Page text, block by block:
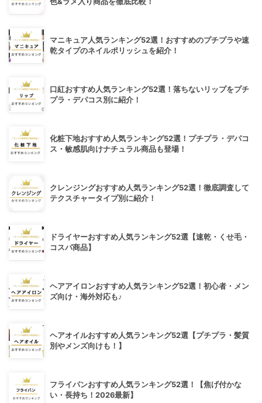
マニキュア人気ランキング52選！おすすめのプチプラや速
乾タイプのネイルポリッシュを紹介！
口紅おすすめ人気ランキング52選！落ちないリップをプチ
プラ・デパコス別に紹介！
化粧下地おすすめ人気ランキング52選！プチプラ・デパコ
ス・敏感肌向けナチュラル商品も登場！
クレンジングおすすめ人気ランキング52選！徹底調査して
テクスチャータイプ別に紹介！
ドライヤーおすすめ人気ランキング52選【速乾・くせ毛・
コスパ商品】
ヘアアイロンおすすめ人気ランキング52選！初心者・メン
ズ向け・海外対応も♪
ヘアオイルおすすめ人気ランキング52選【プチプラ・髪質
別やメンズ向けも！】
フライパンおすすめ人気ランキング52選！【焦げ付かな
い・長持ち！2026最新】